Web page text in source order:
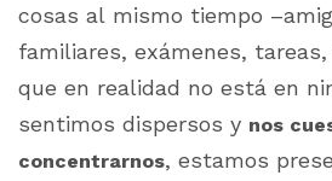
cosas al mismo tiempo
familiares, exámenes,
que en realidad no está en
sentimos dispersos y nos
concentrarnos, estamos